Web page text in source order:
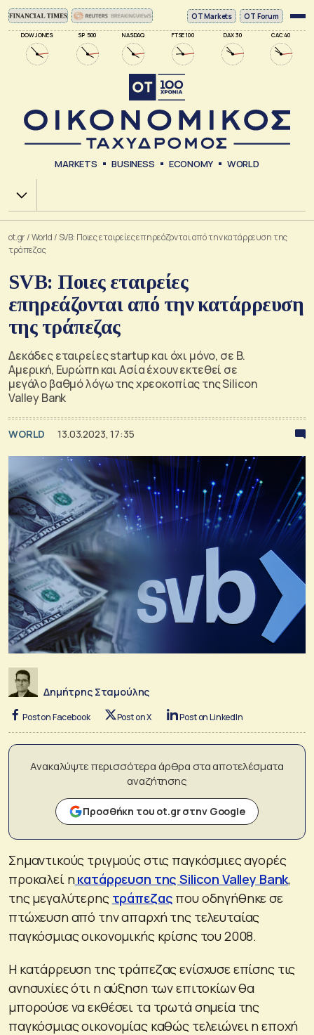
DOW JONES SP 500 NASDAQ FTSE 100 DAX 30 CAC 40
ΟΤ Markets OT Forum
MARKETS BUSINESS ECONOMY WORLD
Χ.Α.
ot.gr/World / SVB: Ποιες εταιρείες επηρεάζονται από την κατάρρευση της
τράπεζας
SVB: Ποιες εταιρείες
επηρεάζονται από την κατάρρευση
της τράπεζας
Δεκάδες εταιρείες startup και όχι μόνο, σε Β.
Αμερική, Ευρώπη και Ασία έχουν εκτεθεί σε
μεγάλο βαθμό λόγω της χρεοκοπίας της Silicon
Valley Bank
WORLD 13.03.2023, 17:35
Δημήτρης Σταμούλης
Post on Facebook Post on X Post on LinkedIn
Ανακαλύψτε περισσότερα άρθρα στα αποτελέσματα
αναζήτησης
Προσθήκη του ot.gr στην Google
Σημαντικούς τριγμούς στις παγκόσμιες αγορές
προκαλεί ηκατάρρευση της Silicon Valley Bank,
της μεγαλύτερης τράπεζας που οδηγήθηκε σε
πτώχευση από την απαρχή της τελευταίας
παγκόσμιας οικονομικής κρίσης του 2008.
Η κατάρρευση της τράπεζας ενίσχυσε επίσης τις
ανησυχίες ότι η αύξηση των επιτοκίων θα
μπορούσε να εκθέσει τα τρωτά σημεία της
παγκόσμιας οικονομίας καθώς τελειώνει η εποχή